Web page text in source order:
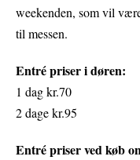
weekenden, som vil
til messen.
Entré priser i døren:
1 dag kr.70
2 dage kr.95
Entré priser ved køb